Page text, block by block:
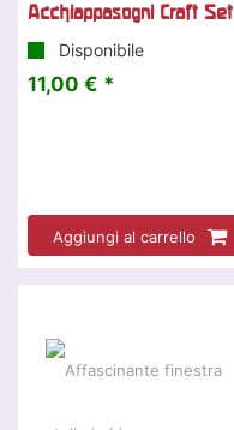
Acchiappasogni Craft Set
Disponibile
11,00 € *
Aggiungi al carrello